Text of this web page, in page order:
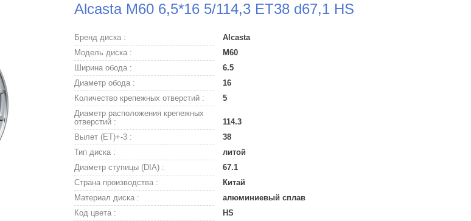
Alcasta M60 6,5*16 5/114,3 ET38 d67,1 HS
Бренд диска :
Alcasta
Модель диска :
M60
Ширина обода :
6.5
Диаметр обода :
16
Количество крепежных отверстий :
5
Диаметр расположения крепежных
отверстий :
114.3
Вылет (ET)+-3 :
38
Тип диска :
литой
Диаметр ступицы (DIA) :
67.1
Страна производства :
Китай
Материал диска :
алюминиевый сплав
Код цвета :
HS